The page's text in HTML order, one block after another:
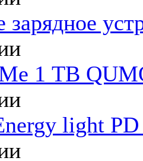
зарядное
1 ТB
light PD